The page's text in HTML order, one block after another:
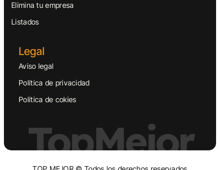
Elimina tu empresa
Listados
Legal
Aviso legal
Política de privacidad
Política de cokies
TopMejor